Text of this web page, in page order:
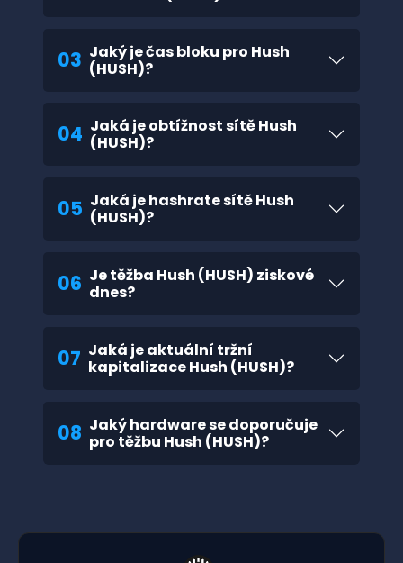
03 Jaký je čas bloku pro Hush
(HUSH)?
04 Jaká je obtížnost sítě Hush
(HUSH)?
05 Jaká je hashrate sítě Hush
(HUSH)?
06 Je těžba Hush (HUSH) ziskové
dnes?
07 Jaká je aktuální tržní
kapitalizace Hush (HUSH)?
08 Jaký hardware se doporučuje
pro těžbu Hush (HUSH)?